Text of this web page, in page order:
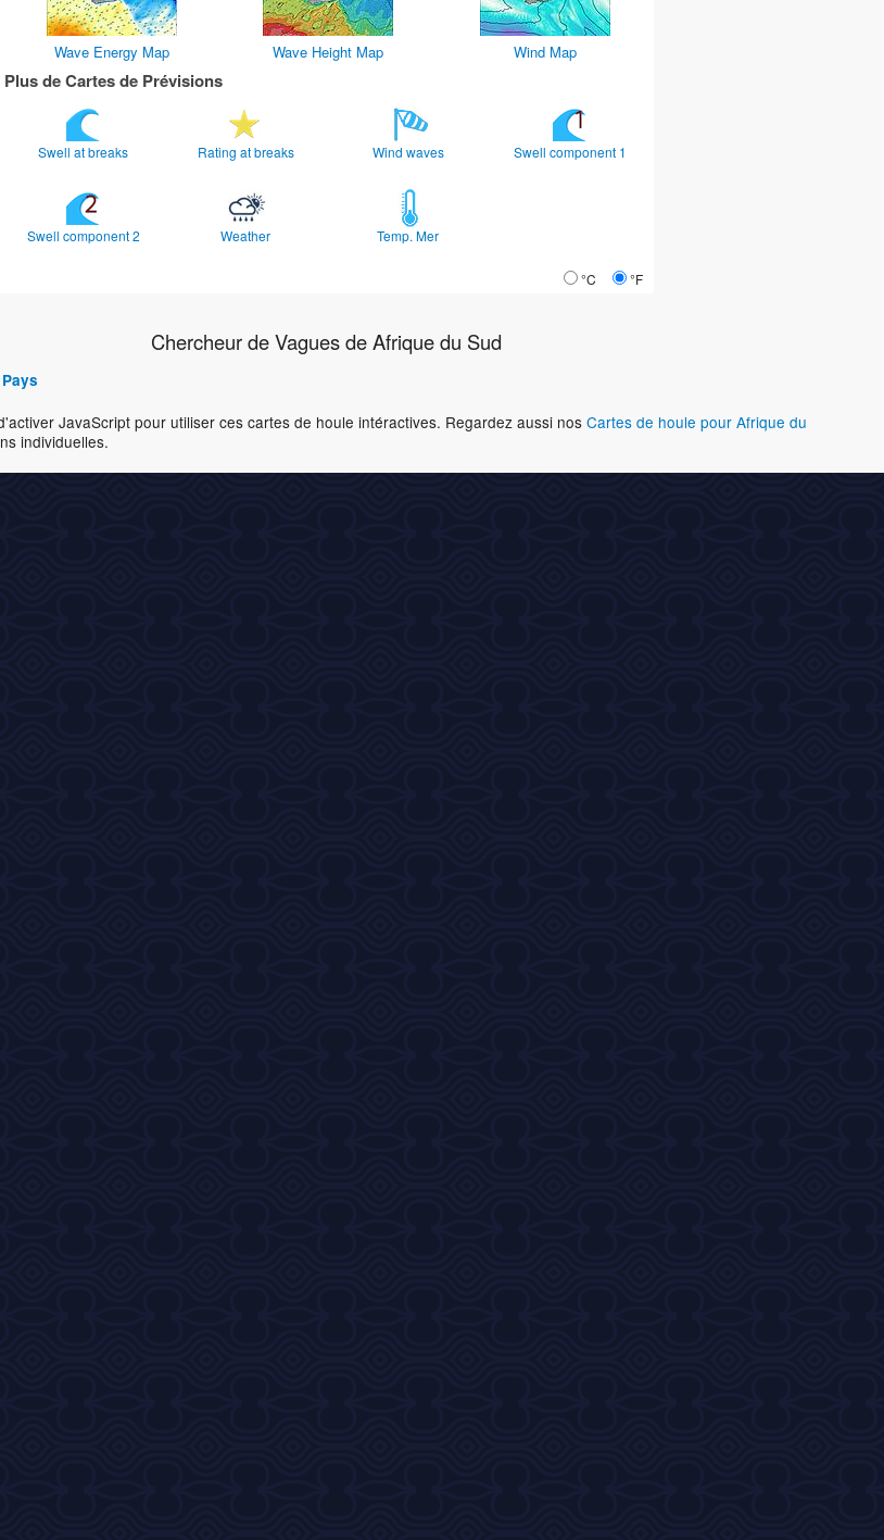
Wave Energy Map Wave Height Map Wind Map
Plus de Cartes de Prévisions
Swell at breaks Rating at breaks Wind waves Swell component 1
Swell component 2 Weather Temp. Mer
°C °F
Chercheur de Vagues de Afrique du Sud
JavaScript pour utiliser ces cartes de houle intéractives. Regardez aussi nosCartes de houle pour Afrique du
individuelles.